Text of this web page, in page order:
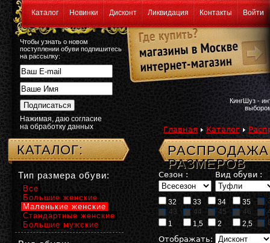
Каталог Новинки Дисконт Ликвидация Контакты Войти
Чтобы узнать о новом
поступлении обуви подпишитесь
на рассылку:
Нажимая, даю согласие
на обработку данных
КингШуз -
Главная Каталог
РАЗМЕРОВ
Сезон : Вид обуви :
32 33 34 35
43
44 45 46
1
1,5 2 2,5
Отображать:
КАТАЛОГ:
Тип размера обуви:
Все
Большие женские
Маленькие женские
Стандартные женские
Большие мужские